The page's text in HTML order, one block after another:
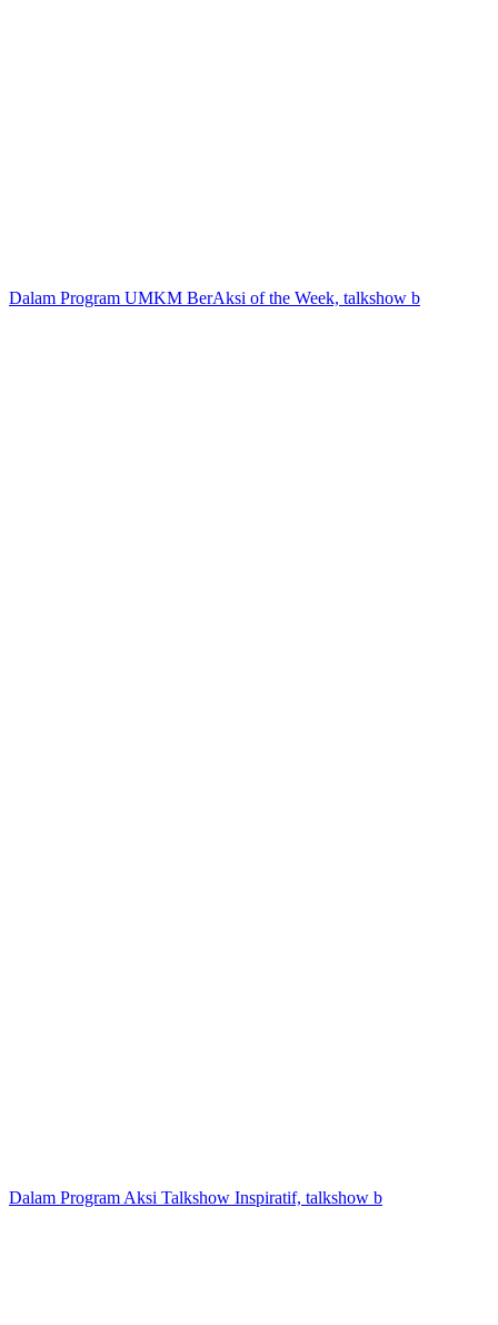
Dalam Program UMKM BerAksi of the Week, talkshow b
Dalam Program Aksi Talkshow Inspiratif, talkshow b